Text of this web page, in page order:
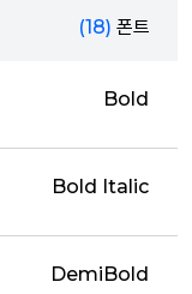
(18) 폰트
Bold
Bold Italic
DemiBold